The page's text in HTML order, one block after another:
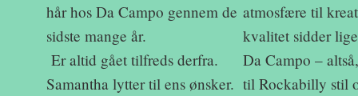
hår hos Da Campo gennem de
sidste mange år.
Er altid gået tilfreds derfra.
Samantha lytter til ens ønsker.
atmosfære til
kvalitet sidder
Da Campo –
til Rockabilly stil